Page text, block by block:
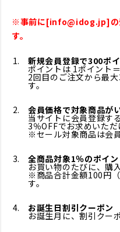
※事前に[info@idog.jp]の
す。
新規会員登録で300ポ
ポイントは 1ポイント
2回目のご注文から最
す。
会員価格で対象商品が
当サイトに会員登録す
3％OFFでお求めいただ
※セール対象商品は会
全商品対象1％のポイ
お買い物のたびに、購
※商品合計金額100円
す。
お誕生日割引クーポン
お誕生月に、割引クー